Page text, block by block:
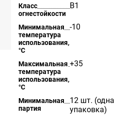
Класс
огнестойкости
B1
Минимальная
температура
использования,
°С
-10
Максимальная
температура
использования,
°С
+35
Минимальная
партия
12 шт. (одна
упаковка)